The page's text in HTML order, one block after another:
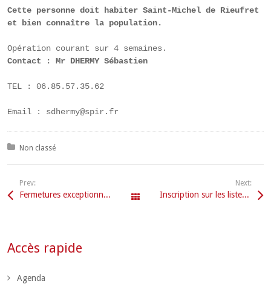
Cette personne doit habiter Saint-Michel de Rieufret
et bien connaître la population.
Contact : Mr DHERMY Sébastien
TEL : 06.85.57.35.62
Email : sdhermy@spir.fr
Posted in:
Non classé
Prev:
Fermetures exceptionnelles secrétariat Mairie Tous les articles
Next:
Inscription sur les listes électorales
Accès rapide
Agenda